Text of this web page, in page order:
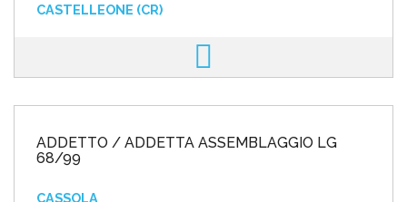
CASTELLEONE (CR)
ADDETTO / ADDETTA ASSEMBLAGGIO LG
68/99
CASSOLA